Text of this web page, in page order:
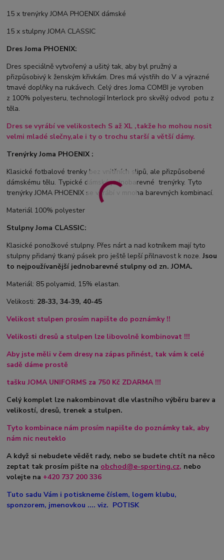
15 x trenýrky JOMA PHOENIX dámské
15 x stulpny JOMA CLASSIC
Dres Joma PHOENIX:
Dres speciálně vytvořený a ušitý tak, aby byl pružný a
přizpůsobivý k ženským křivkám. Dres má výstřih do V a výrazné
tmavé doplňky na rukávech. Celý dres Joma COMBI je vyroben
z 100% polyesteru, technologií Interlock pro skvělý odvod potu z
těla.
Dres se vyrábí ve velikostech S až XL ,takže ho mohou nosit
velmi mladé slečny,ale i ty o trochu starší a větší dámy.
Trenýrky Joma PHOENIX :
Klasické fotbalové trenky bez vnitřních slipů, ale přizpůsobené
dámskému tělu. Typické dámské jednobarevné trenýrky. Tyto
trenýrky JOMA PHOENIX se vyrábí v mnoha barevných kombinací.
Materiál 100% polyester
Stulpny Joma CLASSIC:
Klasické ponožkové stulpny. Přes nárt a nad kotníkem mají tyto
stulpny přidaný tkaný pásek pro ještě lepší přilnavost k noze.Jsou
to nejpoužívanější jednobarevné stulpny od zn. JOMA.
Materiál: 85 polyamid, 15% elastan.
Velikosti: 28-33, 34-39, 40-45
Velikost stulpen prosím napište do poznámky !!
Velikosti dresů a stulpen lze libovolně kombinovat !!!
Aby jste měli v čem dresy na zápas přinést, tak vám k celé
sadě dáme prostě
taškuJOMA UNIFORMS za 750 Kč ZDARMA !!!
Celý komplet lze nakombinovat dle vlastního výběru barev a
velikostí, dresů, trenek a stulpen.
Tyto kombinace nám prosím napište do poznámky tak, aby
nám nic neuteklo
A když si nebudete vědět rady, nebo se budete chtít na něco
zeptat tak prosím pište na obchod@e-sporting.cz, nebo
volejte na +420 737 200 336
Tuto sadu Vám i potiskneme číslem, logem klubu,
sponzorem, jmenovkou .... viz. POTISK